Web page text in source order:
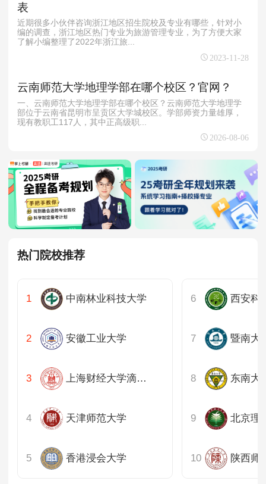
表
近期很多小伙伴咨询浙江地区招生院校及专业有哪些，针对小
编的调查，浙江地区热门专业为旅游管理专业，为了方便大家
了解小编整理了2022年浙江旅...
2023-11-28
云南师范大学地理学部在哪个校区？官网？
一、云南师范大学地理学部在哪个校区？云南师范大学地理学
部位于云南省昆明市呈贡区大学城校区。学部师资力量雄厚，
现有教职工117人，其中正高级职...
2026-08-06
热门院校推荐
中南林业科技大学
安徽工业大学
上海财经大学滴水湖高级金融学院
天津师范大学
香港浸会大学
西安科
暨南大
东南大
北京理
陕西师